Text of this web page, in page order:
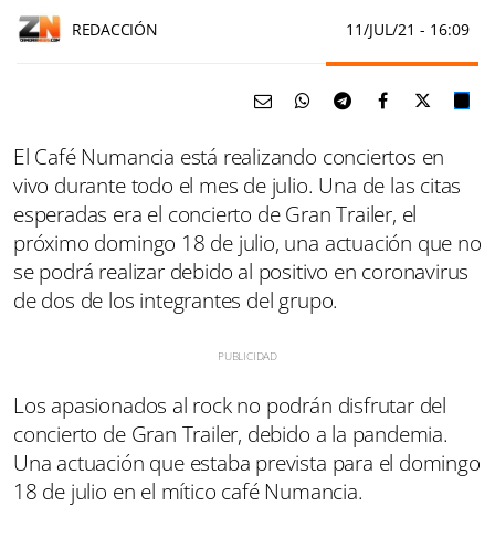
REDACCIÓN 11/JUL/21 - 16:09
El Café Numancia está realizando conciertos en
vivo durante todo el mes de julio. Una de las citas
esperadas era el concierto de Gran Trailer, el
próximo domingo 18 de julio, una actuación que no
se podrá realizar debido al positivo en coronavirus
de dos de los integrantes del grupo.
Los apasionados al rock no podrán disfrutar del
concierto de Gran Trailer, debido a la pandemia.
Una actuación que estaba prevista para el domingo
18 de julio en el mítico café Numancia.